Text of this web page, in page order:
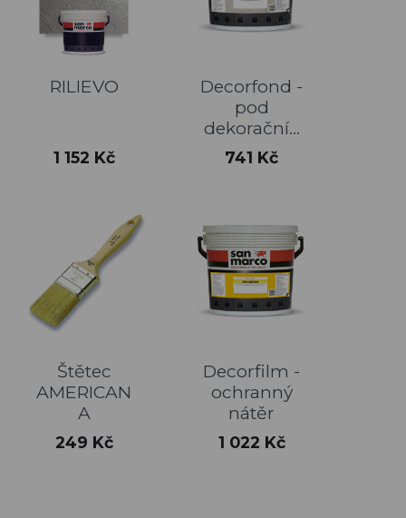
RILIEVO
Cena
1 152 Kč
Decorfond -
pod
dekorační...
Cena
741 Kč
Štětec
AMERICAN
A
Cena
249 Kč
Decorfilm -
ochranný
nátěr
Cena
1 022 Kč